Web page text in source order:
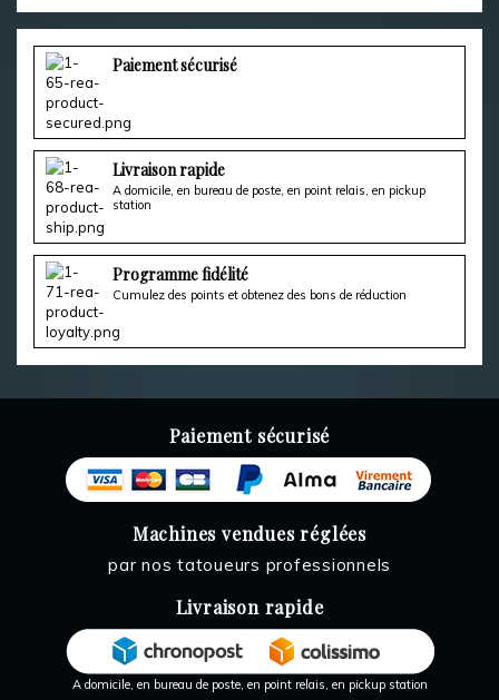
Paiement sécurisé
Livraison rapide
A domicile, en bureau de poste, en point relais, en pickup
station
Programme fidélité
Cumulez des points et obtenez des bons de réduction
Paiement sécurisé
Machines vendues réglées
par nos tatoueurs professionnels
Livraison rapide
A domicile, en bureau de poste, en point relais, en pickup station